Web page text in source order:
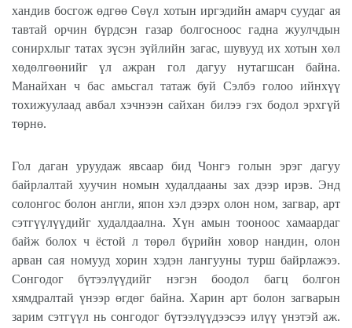
хандив босгож өдгөө Сөүл хотын иргэдийн амарч суудаг ая
тавтай орчин бүрдсэн газар болгосноос гадна жуулчдын
сонирхлыг татах зүсэн зүйлийн загас, шувууд их хотын хөл
хөдөлгөөнийг үл ажран гол дагуу нутагшсан байна.
Манайхан ч бас амьсгал татаж буй Сэлбэ голоо ийнхүү
тохижуулаад авбал хэчнээн сайхан билээ гэх бодол эрхгүй
төрнө.
Гол даган уруудаж явсаар бид Чонгэ голын эрэг дагуу
байрлалтай хуучин номын худалдааны зах дээр ирэв. Энд
солонгос болон англи, япон хэл дээрх олон ном, загвар, арт
сэтгүүлүүдийг худалдаална. Хүн амын тооноос хамаардаг
байж болох ч ёстой л төрөл бүрийн ховор нандин, олон
арван сая номууд хорин хэдэн лангууны турш байрлажээ.
Сонгодог бүтээлүүдийг нэгэн боодол багц болгон
хямдралтай үнээр өгдөг байна. Харин арт болон загварын
зарим сэтгүүл нь сонгодог бүтээлүүдээсээ илүү үнэтэй аж.